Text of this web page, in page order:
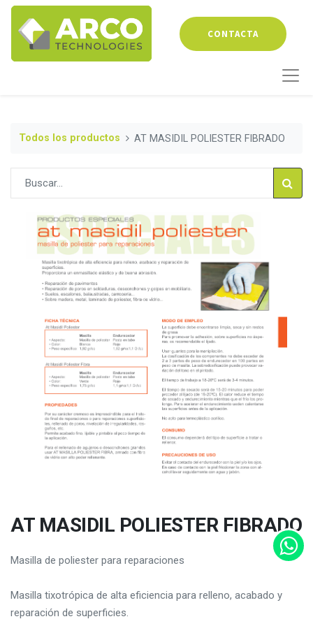
CONTACTA
Todos los productos AT MASIDIL POLIESTER FIBRADO
AT MASIDIL POLIESTER FIBRADO
Masilla de poliester para reparaciones
Masilla tixotrópica de alta eficiencia para relleno, acabado y
reparación de superficies.